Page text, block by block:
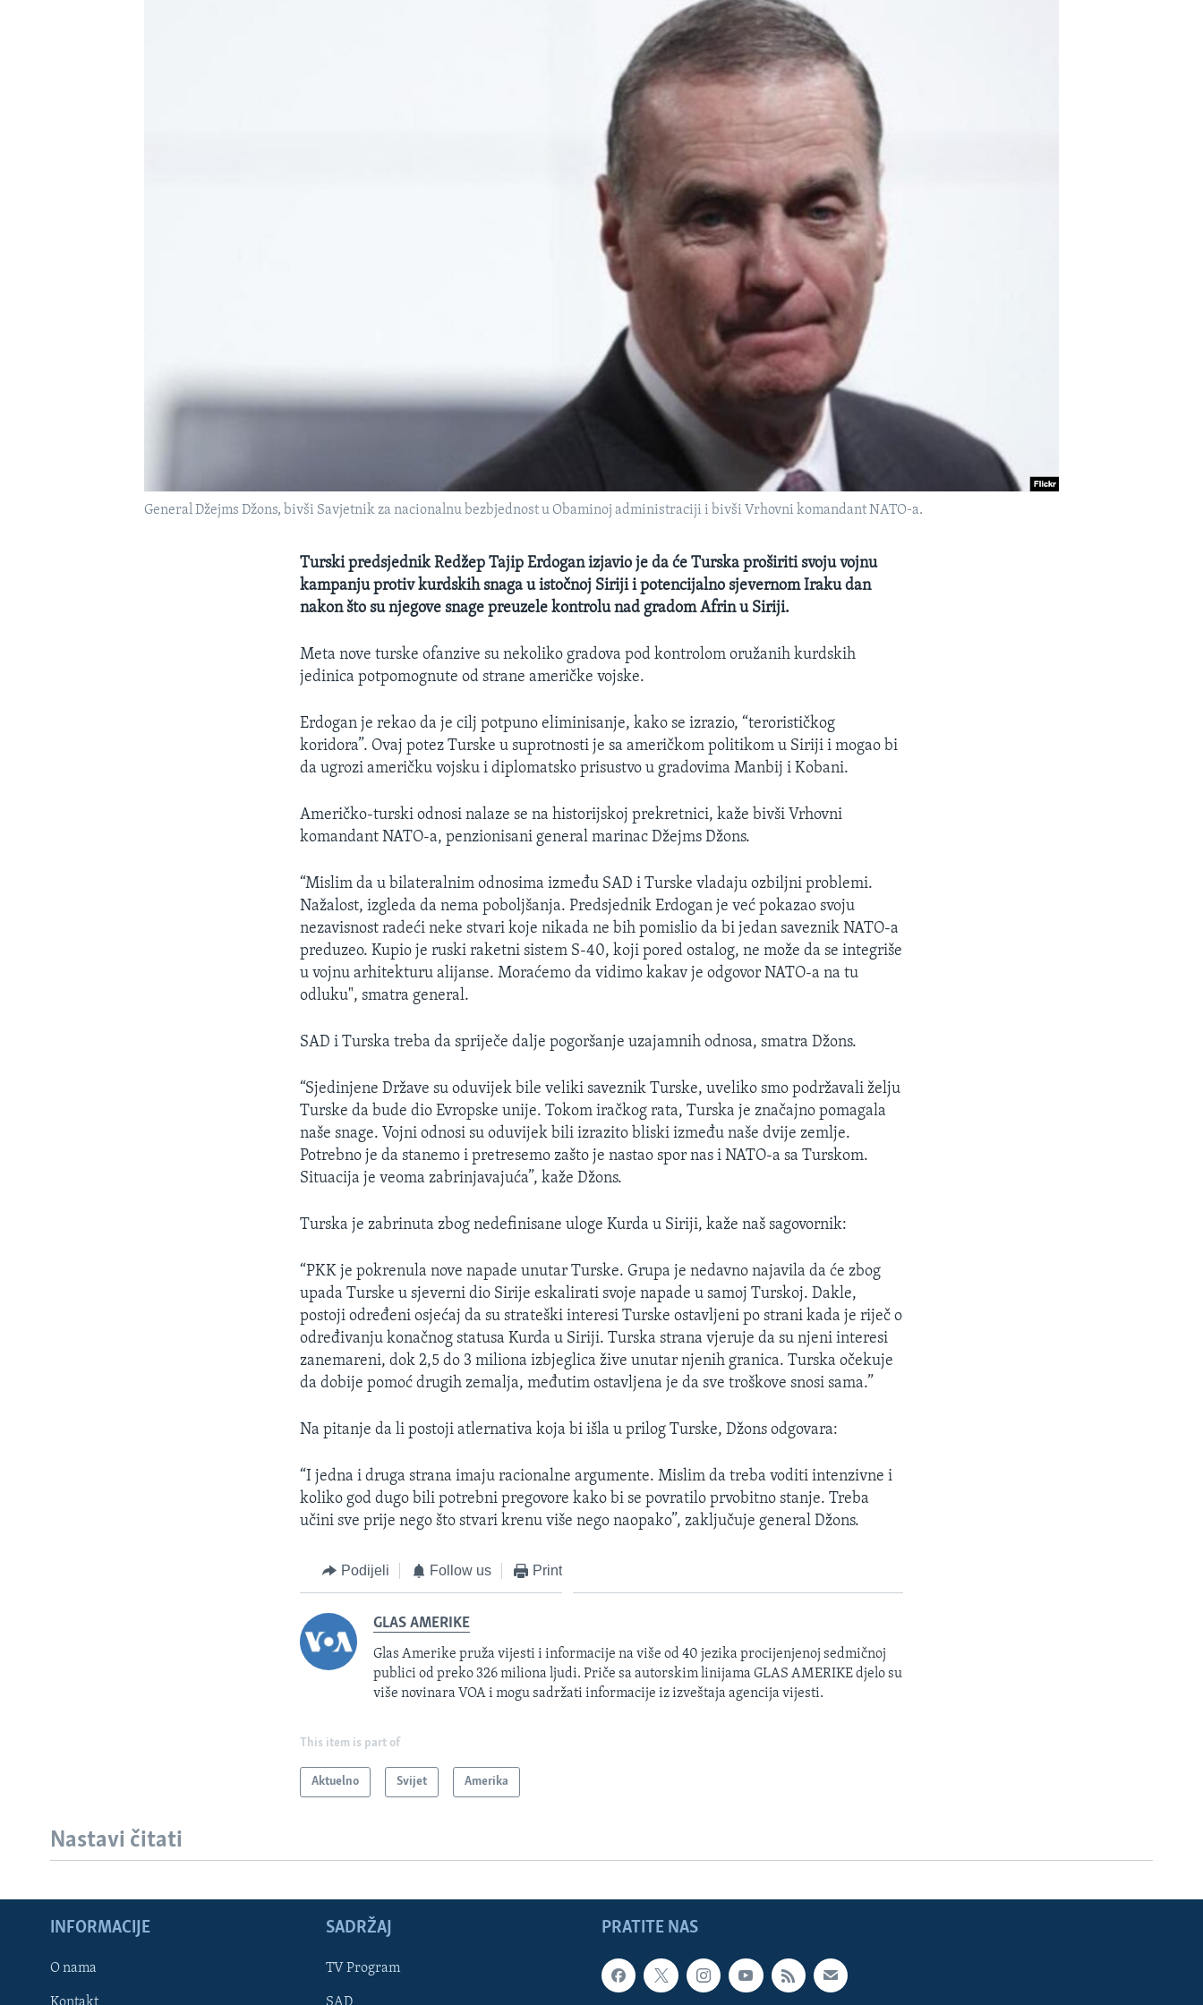
Learning English
General Džejms Džons, bivši Savjetnik za nacionalnu bezbjednost u Obaminoj administraciji i bivši Vrhovni komandant NATO-a.
Turski predsjednik Redžep Tajip Erdogan izjavio je da će Turska proširiti svoju vojnu
kampanju protiv kurdskih snaga u istočnoj Siriji i potencijalno sjevernom Iraku dan
nakon što su njegove snage preuzele kontrolu nad gradom Afrin u Siriji.
Meta nove turske ofanzive su nekoliko gradova pod kontrolom oružanih kurdskih
jedinica potpomognute od strane američke vojske.
Erdogan je rekao da je cilj potpuno eliminisanje, kako se izrazio, “terorističkog
koridora”. Ovaj potez Turske u suprotnosti je sa američkom politikom u Siriji i mogao bi
da ugrozi američku vojsku i diplomatsko prisustvo u gradovima Manbij i Kobani.
Američko-turski odnosi nalaze se na historijskoj prekretnici, kaže bivši Vrhovni
komandant NATO-a, penzionisani general marinac Džejms Džons.
“Mislim da u bilateralnim odnosima između SAD i Turske vladaju ozbiljni problemi.
Nažalost, izgleda da nema poboljšanja. Predsjednik Erdogan je već pokazao svoju
nezavisnost radeći neke stvari koje nikada ne bih pomislio da bi jedan saveznik NATO-a
preduzeo. Kupio je ruski raketni sistem S-40, koji pored ostalog, ne može da se integriše
u vojnu arhitekturu alijanse. Moraćemo da vidimo kakav je odgovor NATO-a na tu
odluku", smatra general.
SAD i Turska treba da spriječe dalje pogoršanje uzajamnih odnosa, smatra Džons.
“Sjedinjene Države su oduvijek bile veliki saveznik Turske, uveliko smo podržavali želju
Turske da bude dio Evropske unije. Tokom iračkog rata, Turska je značajno pomagala
naše snage. Vojni odnosi su oduvijek bili izrazito bliski između naše dvije zemlje.
Potrebno je da stanemo i pretresemo zašto je nastao spor nas i NATO-a sa Turskom.
Situacija je veoma zabrinjavajuća”, kaže Džons.
Turska je zabrinuta zbog nedefinisane uloge Kurda u Siriji, kaže naš sagovornik:
“PKK je pokrenula nove napade unutar Turske. Grupa je nedavno najavila da će zbog
upada Turske u sjeverni dio Sirije eskalirati svoje napade u samoj Turskoj. Dakle,
postoji određeni osjećaj da su strateški interesi Turske ostavljeni po strani kada je riječ o
određivanju konačnog statusa Kurda u Siriji. Turska strana vjeruje da su njeni interesi
zanemareni, dok 2,5 do 3 miliona izbjeglica žive unutar njenih granica. Turska očekuje
da dobije pomoć drugih zemalja, međutim ostavljena je da sve troškove snosi sama.”
Na pitanje da li postoji atlernativa koja bi išla u prilog Turske, Džons odgovara:
“I jedna i druga strana imaju racionalne argumente. Mislim da treba voditi intenzivne i
koliko god dugo bili potrebni pregovore kako bi se povratilo prvobitno stanje. Treba
učini sve prije nego što stvari krenu više nego naopako”, zaključuje general Džons.
Podijeli Follow us Print
GLAS AMERIKE
Glas Amerike pruža vijesti i informacije na više od 40 jezika procijenjenoj sedmičnoj
publici od preko 326 miliona ljudi. Priče sa autorskim linijama GLAS AMERIKE djelo su
više novinara VOA i mogu sadržati informacije iz izveštaja agencija vijesti.
This item is part of
Aktuelno Svijet Amerika
Nastavi čitati
PRATITE NAS
INFORMACIJE
O nama
Kontakt
SADRŽAJ
TV Program
SAD